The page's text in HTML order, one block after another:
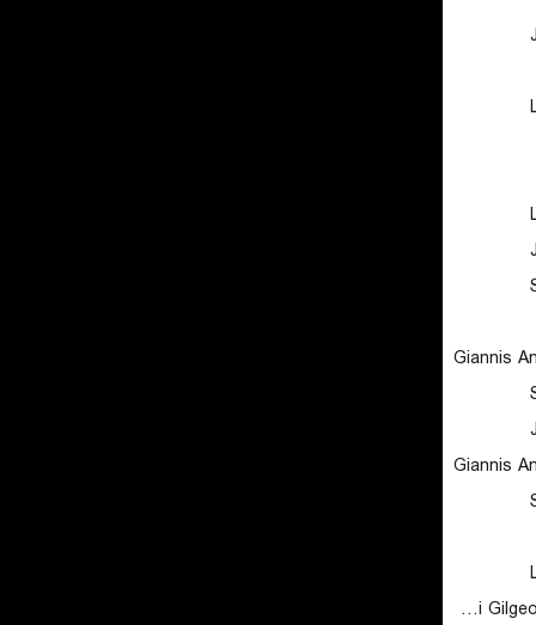
Giannis
Giannis
Shai Gilgeous-Alexander